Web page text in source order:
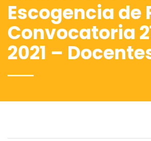
Escogencia de
Convocatoria
2021 –